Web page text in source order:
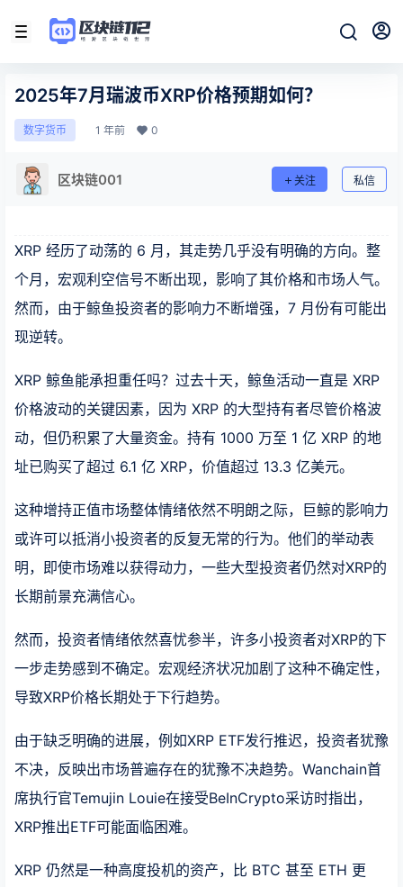
2025年7月瑞波币XRP价格预期如何？
数字货币 1 年前 0
区块链001 关注 私信
XRP 经历了动荡的 6 月，其走势几乎没有明确的方向。整
个月，宏观利空信号不断出现，影响了其价格和市场人气。
然而，由于鲸鱼投资者的影响力不断增强，7 月份有可能出
现逆转。
XRP 鲸鱼能承担重任吗？过去十天，鲸鱼活动一直是 XRP
价格波动的关键因素，因为 XRP 的大型持有者尽管价格波
动，但仍积累了大量资金。持有 1000 万至 1 亿 XRP 的地
址已购买了超过 6.1 亿 XRP，价值超过 13.3 亿美元。
这种增持正值市场整体情绪依然不明朗之际，巨鲸的影响力
或许可以抵消小投资者的反复无常的行为。他们的举动表
明，即使市场难以获得动力，一些大型投资者仍然对XRP的
长期前景充满信心。
然而，投资者情绪依然喜忧参半，许多小投资者对XRP的下
一步走势感到不确定。宏观经济状况加剧了这种不确定性，
导致XRP价格长期处于下行趋势。
由于缺乏明确的进展，例如XRP ETF发行推迟，投资者犹豫
不决，反映出市场普遍存在的犹豫不决趋势。Wanchain首
席执行官Temujin Louie在接受BeInCrypto采访时指出，
XRP推出ETF可能面临困难。
XRP 仍然是一种高度投机的资产，比 BTC 甚至 ETH 更